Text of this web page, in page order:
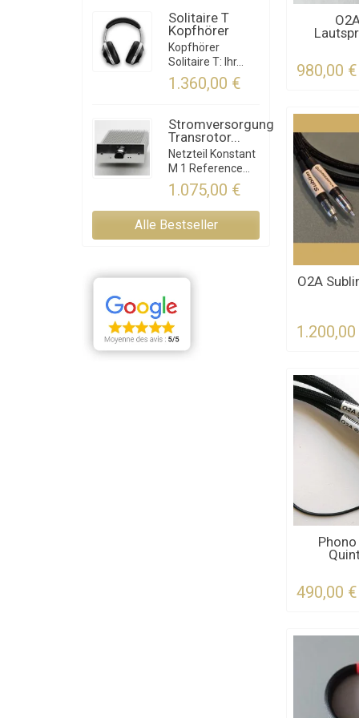
Die Wahl eines Kabels sollte den
harmonischeres Ergebnis zu
Solitaire T
Kopfhörer
Kopfhörer
Solitaire T: Ihr...
1.360,00 €
Stromversorgung
Transrotor...
Netzteil Konstant
M 1 Reference...
1.075,00 €
Alle Bestseller
FÜR
980,00 €
O2A
FÜR
Phono
490,00 €